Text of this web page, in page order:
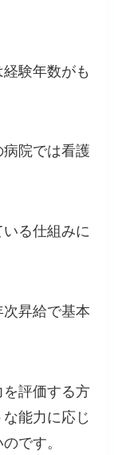
験年数がも
院では看護
る仕組みに
昇給で基本
を評価する方
能力に応じ
です。